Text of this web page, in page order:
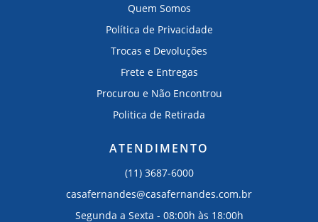
Quem Somos
Política de Privacidade
Trocas e Devoluções
Frete e Entregas
Procurou e Não Encontrou
Politica de Retirada
ATENDIMENTO
(11) 3687-6000
casafernandes@casafernandes.com.br
Segunda a Sexta - 08:00h às 18:00h